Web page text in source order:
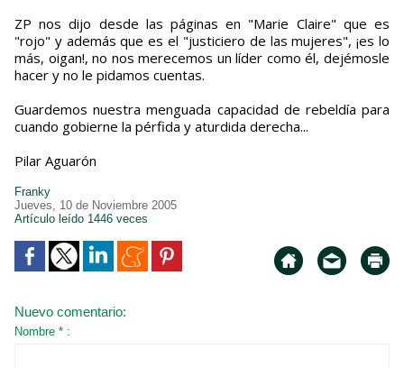
ZP nos dijo desde las páginas en "Marie Claire" que es
"rojo" y además que es el "justiciero de las mujeres", ¡es lo
más, oigan!, no nos merecemos un líder como él, dejémosle
hacer y no le pidamos cuentas.
Guardemos nuestra menguada capacidad de rebeldía para
cuando gobierne la pérfida y aturdida derecha...
Pilar Aguarón
Franky
Jueves, 10 de Noviembre 2005
Artículo leído 1446 veces
Nuevo comentario:
Nombre * :